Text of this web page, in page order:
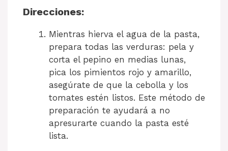
Direcciones:
Mientras hierva el agua de la pasta,
prepara todas las verduras: pela y
corta el pepino en medias lunas,
pica los pimientos rojo y amarillo,
asegúrate de que la cebolla y los
tomates estén listos. Este método de
preparación te ayudará a no
apresurarte cuando la pasta esté
lista.